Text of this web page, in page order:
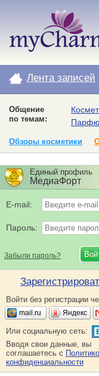
Лента записей
Общение
по темам:
Обзоры косметики
Единый профиль
МедиаФорт
E-mail:
Пароль:
Забыли пароль?
Войти без регистрации
mail.ru Яндекс
Или социальную сеть:
Вводя свои данные, вы
соглашаетесь с
конфиденциальности